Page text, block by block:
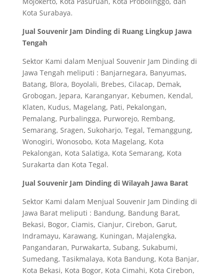
Kota Surabaya.
Jual Souvenir Jam Dinding di Ruang Lingkup Jawa
Tengah
Sektor Kami dalam Menjual Souvenir Jam Dinding di
Jawa Tengah meliputi : Banjarnegara, Banyumas,
Batang, Blora, Boyolali, Brebes, Cilacap, Demak,
Grobogan, Jepara, Karanganyar, Kebumen, Kendal,
Klaten, Kudus, Magelang, Pati, Pekalongan,
Pemalang, Purbalingga, Purworejo, Rembang,
Semarang, Sragen, Sukoharjo, Tegal, Temanggung,
Wonogiri, Wonosobo, Kota Magelang, Kota
Pekalongan, Kota Salatiga, Kota Semarang, Kota
Surakarta dan Kota Tegal.
Jual Souvenir Jam Dinding di Wilayah Jawa Barat
Sektor Kami dalam Menjual Souvenir Jam Dinding di
Jawa Barat meliputi : Bandung, Bandung Barat,
Bekasi, Bogor, Ciamis, Cianjur, Cirebon, Garut,
Indramayu, Karawang, Kuningan, Majalengka,
Pangandaran, Purwakarta, Subang, Sukabumi,
Sumedang, Tasikmalaya, Kota Bandung, Kota Banjar,
Kota Bekasi, Kota Bogor, Kota Cimahi, Kota Cirebon,